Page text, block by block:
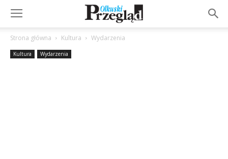
Strona główna Kultura Wydarzenia
Kultura Wydarzenia